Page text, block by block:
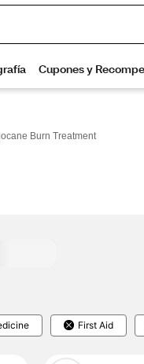
Burn Treatment
First Aid